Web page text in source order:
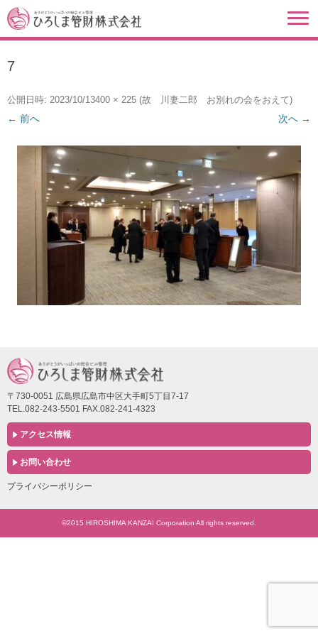
7
公開日時: 2023/10/13400 × 225 (故 川妻二郎 お別れの会をおえて)
← 前へ 次へ →
〒730-0051 広島県広島市中区大手町5丁目7-17
TEL.082-243-5501 FAX.082-241-4323
アクセス情報
お問い合わせ
プライバシーポリシー
©2015 HIROSHIMA KANZAI Corporation All rights reserved.